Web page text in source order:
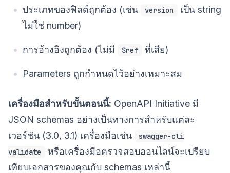
ประเภทของฟิลด์ถูกต้อง (เช่น version
เป็น string
ไม่ใช่ number)
การอ้างอิงถูกต้อง (ไม่มี $ref ที่เสีย)
Parameters ถูกกำหนดไว้อย่างเหมาะสม
เครื่องมือสำหรับขั้นตอนนี้: OpenAPI Initiative มี
JSON schemas อย่างเป็นทางการสำหรับแต่ละ
เวอร์ชัน (3.0, 3.1) เครื่องมือเช่น
swagger-cli
validate
หรือเครื่องมือตรวจสอบออนไลน์จะเปรียบ
เทียบเอกสารของคุณกับ schemas เหล่านี้